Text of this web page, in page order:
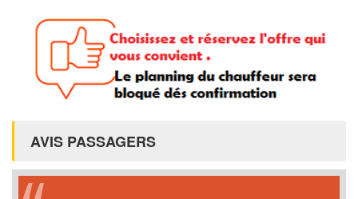
AVIS PASSAGERS